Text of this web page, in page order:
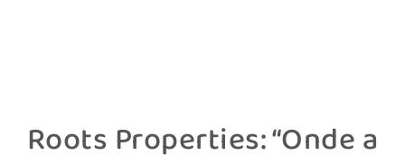
Roots Properties: “Onde a